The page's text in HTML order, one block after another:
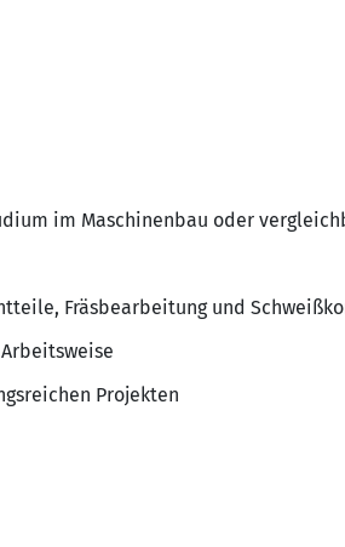
im Maschinenbau oder
Fräsbearbeitung und
Projekten